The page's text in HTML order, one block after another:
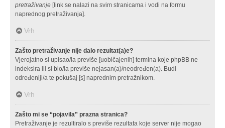
pretraživanje [link se nalazi na svim stranicama i vodi na formu
naprednog pretraživanja].
Vrh
Zašto pretraživanje nije dalo rezultat(a)e?
Vjerojatno si upisao/la previše [uobičajenih] termina koje phpBB ne
indeksira ili si bio/la previše nejasan(a)/neodređen(a). Budi
određeniji/a te pokušaj [s] naprednim pretražnikom.
Vrh
Zašto mi se “pojavila” prazna stranica?
Pretraživanje je rezultiralo s previše rezultata koje server nije mogao